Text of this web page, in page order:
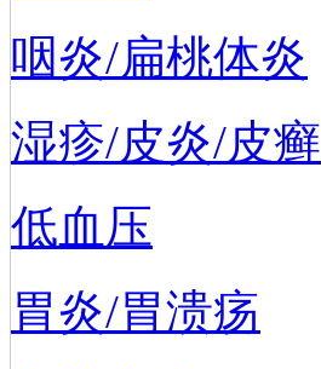
咽炎/扁桃体炎
湿疹/皮炎/皮癣
低血压
胃炎/胃溃疡